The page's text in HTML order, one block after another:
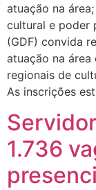
atuação na
cultural e poder
(GDF) convida
atuação na
regionais de
As inscrições
1.736